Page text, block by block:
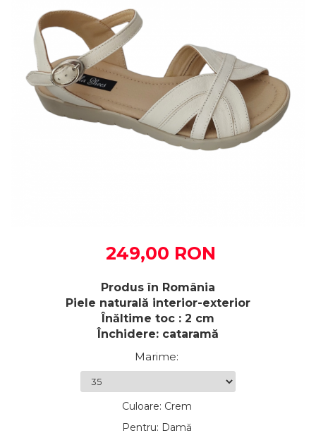
249,00 RON
Produs în România
Piele naturală interior-exterior
Înăltime toc : 2 cm
Închidere: cataramă
Marime:
Culoare: Crem
Pentru: Damă